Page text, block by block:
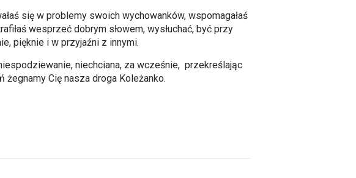
się w problemy swoich wychowanków, wspomagałaś
wesprzeć dobrym słowem, wysłuchać, być przy
pięknie i w przyjaźni z innymi.
niechciana, za wcześnie, przekreślając
Cię nasza droga Koleżanko.